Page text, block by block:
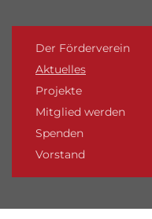
Der Förderverein
Aktuelles
Projekte
Mitglied werden
Spenden
Vorstand